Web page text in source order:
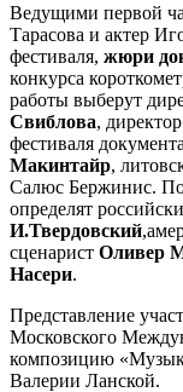
Ведущими первой
Тарасова и актер
фестиваля, жюри
конкурса
работы выберут
Свиблова,
фестиваля
Макинтайр,
Салюс Бержинис.
определят
И.Твердовский
сценарист Оливер
Насери.
Представление
Московского
композицию
Валерии Ланской.